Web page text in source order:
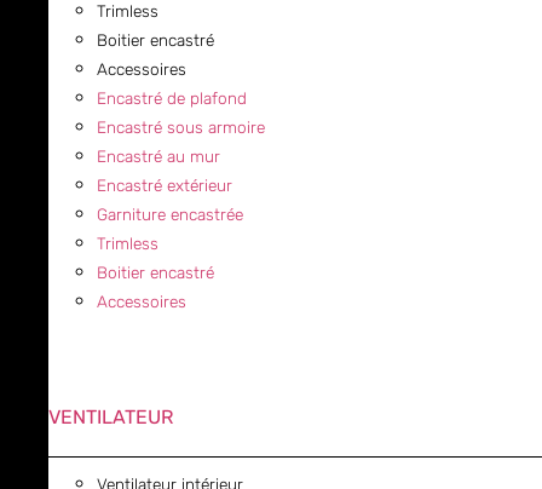
Trimless
Boitier encastré
Accessoires
Encastré de plafond
Encastré sous armoire
Encastré au mur
Encastré extérieur
Garniture encastrée
Trimless
Boitier encastré
Accessoires
VENTILATEUR
Ventilateur intérieur